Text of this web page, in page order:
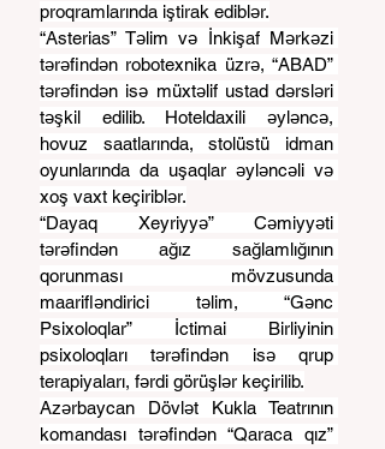
proqramlarında iştirak ediblər.
“Asterias” Təlim və İnkişaf Mərkəzi
tərəfindən robotexnika üzrə, “ABAD”
tərəfindən isə müxtəlif ustad dərsləri
təşkil edilib. Hoteldaxili əyləncə,
hovuz saatlarında, stolüstü idman
oyunlarında da uşaqlar əyləncəli və
xoş vaxt keçiriblər.
“Dayaq Xeyriyyə” Cəmiyyəti
tərəfindən ağız sağlamlığının
qorunması mövzusunda
maarifləndirici təlim, “Gənc
Psixoloqlar” İctimai Birliyinin
psixoloqları tərəfindən isə qrup
terapiyaları, fərdi görüşlər keçirilib.
Azərbaycan Dövlət Kukla Teatrının
komandası tərəfindən “Qaraca qız”